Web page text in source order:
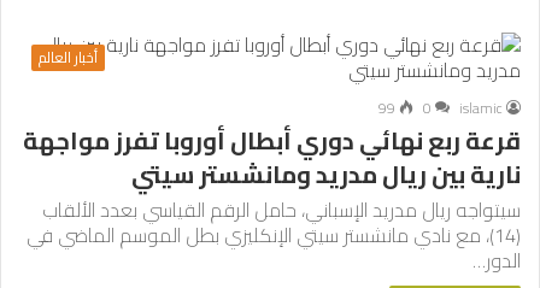
أخبار العالم
islamic
0
99
قرعة ربع نهائي دوري أبطال أوروبا تفرز مواجهة
نارية بين ريال مدريد ومانشستر سيتي
سيتواجه ريال مدريد الإسباني، حامل الرقم القياسي بعدد الألقاب
(14)، مع نادي مانشستر سيتي الإنكليزي بطل الموسم الماضي في
الدور…